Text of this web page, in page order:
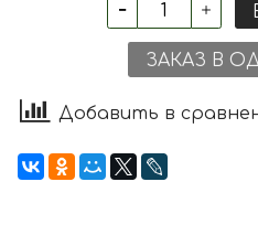
ЗАКАЗ В
Добавить в